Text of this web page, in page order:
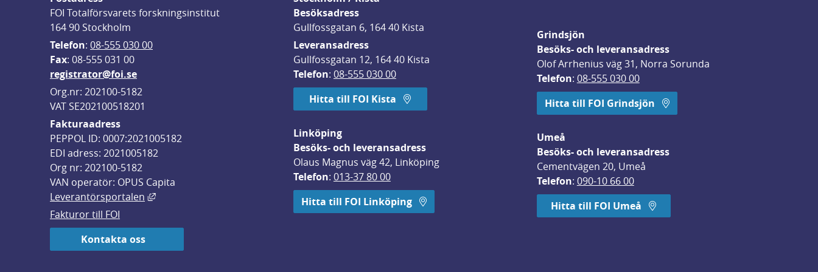
FOI Totalförsvarets forskningsinstitut
164 90 Stockholm
Telefon: 08-555 030 00
Fax: 08-555 031 00
registrator@foi.se
Org.nr: 202100-5182
VAT SE202100518201
Fakturaadress
PEPPOL ID: 0007:2021005182
EDI adress: 2021005182
Org nr: 202100-5182
VAN operatör: OPUS Capita
Leverantörsportalen
Länk till annan webbplats, öppnas i nytt fönster.
Fakturor till FOI
Kontakta oss
Besöksadress
Gullfossgatan 6, 164 40 Kista
Leveransadress
Gullfossgatan 12, 164 40 Kista
Telefon: 08-555 030 00
Hitta till FOI Kista
Linköping
Besöks- och leveransadress
Olaus Magnus väg 42, Linköping
Telefon: 013-37 80 00
Hitta till FOI Linköping
Grindsjön
Besöks- och leveransadress
Olof Arrhenius väg 31, Norra Sorunda
Telefon: 08-555 030 00
Hitta till FOI Grindsjön
Umeå
Besöks- och leveransadress
Cementvägen 20, Umeå
Telefon: 090-10 66 00
Hitta till FOI Umeå